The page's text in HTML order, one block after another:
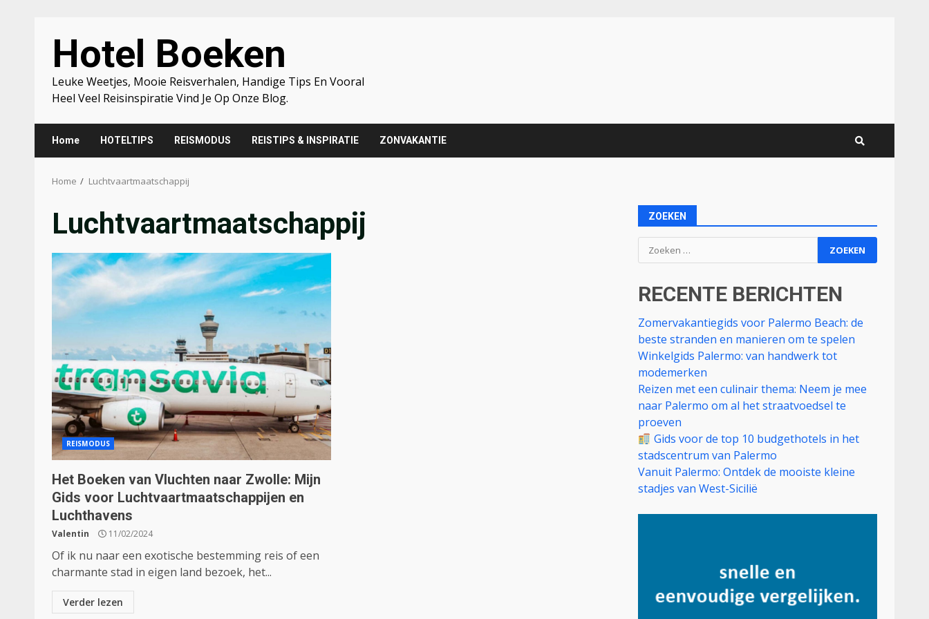
content
Hotel Boeken
Leuke Weetjes, Mooie Reisverhalen, Handige Tips En Vooral
Heel Veel Reisinspiratie Vind Je Op Onze Blog.
Home HOTELTIPS REISMODUS REISTIPS & INSPIRATIE ZONVAKANTIE
Home Luchtvaartmaatschappij
Luchtvaartmaatschappij
REISMODUS
Het Boeken van Vluchten naar Zwolle: Mijn
Gids voor Luchtvaartmaatschappijen en
Luchthavens
Valentin 11/02/2024
Of ik nu naar een exotische bestemming reis of een
charmante stad in eigen land bezoek, het...
Verder lezen
ZOEKEN
Zoeken
naar:
RECENTE BERICHTEN
Zomervakantiegids voor Palermo Beach: de
beste stranden en manieren om te spelen
Winkelgids Palermo: van handwerk tot
modemerken
Reizen met een culinair thema: Neem je mee
naar Palermo om al het straatvoedsel te
proeven
Gids voor de top 10 budgethotels in het
stadscentrum van Palermo
Vanuit Palermo: Ontdek de mooiste kleine
stadjes van West-Sicilië